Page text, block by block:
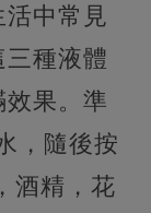
中常見
種液體
果。準
，隨後按
酒精，花